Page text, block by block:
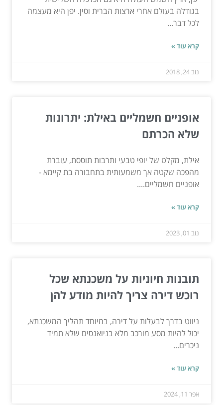
בגודלה בעולם אחרי ארצות הברית וסין. יפן היא מעצמה
לכל דבר...
קרא עוד »
נוב 24, 2018
אופניים חשמליים באילת: יתרונות
שלא הכרתם
אילת, מקלט של יופי טבעי ותרבות תוססת, עוברת
מהפכה שקטה אך משמעותית בתחבורה בת קיימא -
אופניים חשמליים....
קרא עוד »
נוב 01, 2023
תובנות חיוניות על משכנתא שכל
רוכש דירה צריך להיות מודע להן
ניווט בדרך לבעלות על דירה, במיוחד תהליך המשכנתא,
יכול להיות מסע מורכב מלא בניואנסים שלא תמיד
ניכרים...
קרא עוד »
אפר 11, 2024